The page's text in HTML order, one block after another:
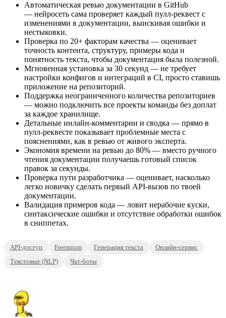
Автоматическая ревью документации в GitHub
— нейросеть сама проверяет каждый пулл-реквест с
изменениями в документации, выискивая ошибки и
нестыковки.
Проверка по 20+ факторам качества — оценивает
точность контента, структуру, примеры кода и
понятность текста, чтобы документация была полезной.
Мгновенная установка за 30 секунд — не требует
настройки конфигов и интеграций в CI, просто ставишь
приложение на репозиторий.
Поддержка неограниченного количества репозиториев
— можно подключить все проекты команды без доплат
за каждое хранилище.
Детальные инлайн-комментарии и сводка — прямо в
пулл-реквесте показывает проблемные места с
пояснениями, как в ревью от живого эксперта.
Экономия времени на ревью до 80% — вместо ручного
чтения документации получаешь готовый список
правок за секунды.
Проверка пути разработчика — оценивает, насколько
легко новичку сделать первый API-вызов по твоей
документации.
Валидация примеров кода — ловит нерабочие куски,
синтаксические ошибки и отсутствие обработки ошибок
в сниппетах.
API-доступ Freemium Генерация текста
Онлайн-сервис
Текстовые (NLP)
Чат-боты